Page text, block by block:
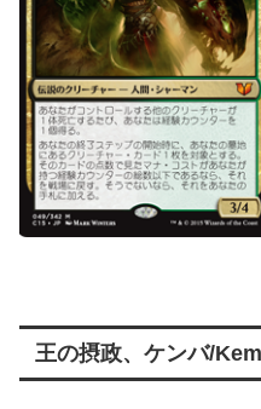
王の摂政、ケンバ/